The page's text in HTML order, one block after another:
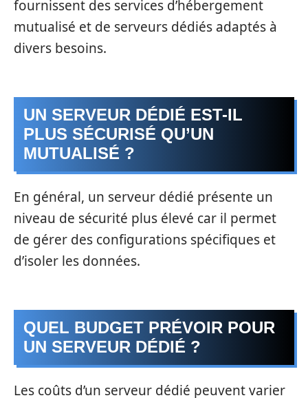
fournissent des services d’hébergement
mutualisé et de serveurs dédiés adaptés à
divers besoins.
UN SERVEUR DÉDIÉ EST-IL
PLUS SÉCURISÉ QU’UN
MUTUALISÉ ?
En général, un serveur dédié présente un
niveau de sécurité plus élevé car il permet
de gérer des configurations spécifiques et
d’isoler les données.
QUEL BUDGET PRÉVOIR POUR
UN SERVEUR DÉDIÉ ?
Les coûts d’un serveur dédié peuvent varier